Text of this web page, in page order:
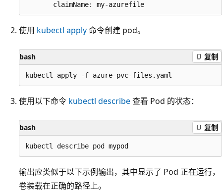
使用 kubectl apply命令创建 pod。
bash 复制
使用以下命令 kubectl describe查看 Pod 的状态：
bash 复制
输出应类似于以下示例输出，其中显示了 Pod 正在运行，
卷装载在正确的路径上。